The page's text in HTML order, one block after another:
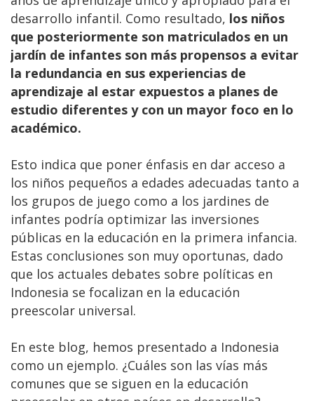
desarrollo infantil. Como resultado, los niños
que posteriormente son matriculados en un
jardín de infantes son más propensos a evitar
la redundancia en sus experiencias de
aprendizaje al estar expuestos a planes de
estudio diferentes y con un mayor foco en lo
académico.
Esto indica que poner énfasis en dar acceso a
los niños pequeños a edades adecuadas tanto a
los grupos de juego como a los jardines de
infantes podría optimizar las inversiones
públicas en la educación en la primera infancia.
Estas conclusiones son muy oportunas, dado
que los actuales debates sobre políticas en
Indonesia se focalizan en la educación
preescolar universal.
En este blog, hemos presentado a Indonesia
como un ejemplo. ¿Cuáles son las vías más
comunes que se siguen en la educación